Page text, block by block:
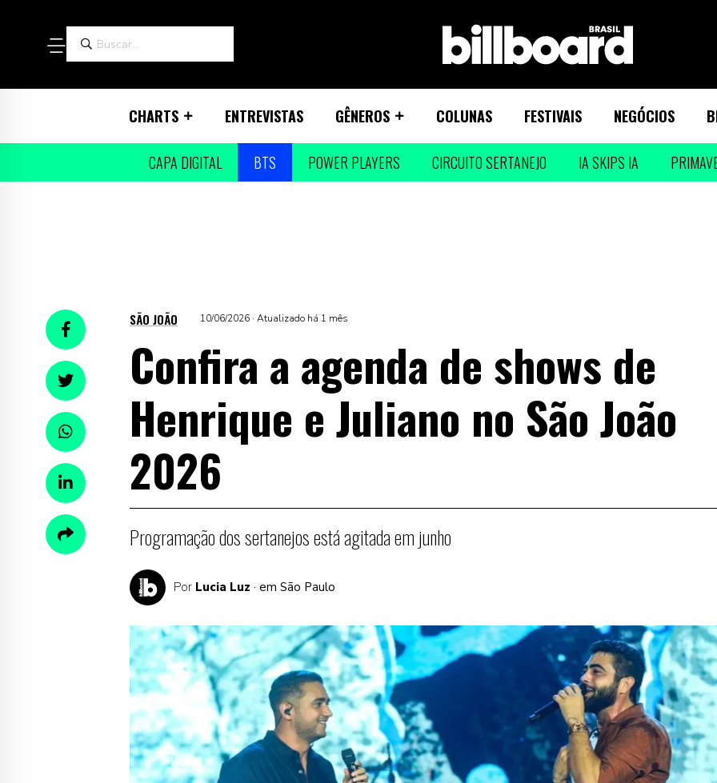
CHARTS ENTREVISTAS GÊNEROS COLUNAS FESTIVAIS NEGÓCIOS
CAPA DIGITAL BTS POWER PLAYERS CIRCUITO SERTANEJO IA SKIPS IA
SÃO JOÃO 10/06/2026 · Atualizado há 1 mês
Confira a agenda de shows de
Henrique e Juliano no São João
2026
Programação dos sertanejos está agitada em junho
Por Lucia Luz · em São Paulo